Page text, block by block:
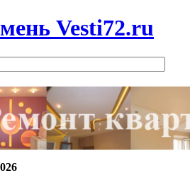
Vesti72.ru